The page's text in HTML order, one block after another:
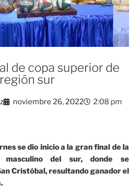
de copa superior de
sur
noviembre 26, 2022 2:08 pm
se dio inicio a la gran final de la
masculino del sur, donde se
Cristóbal, resultando ganador el